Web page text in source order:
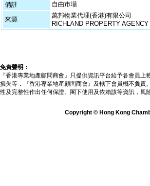
備註
自由市場
來源
萬邦物業代理(香港)有限公司
RICHLAND PROPERTY AGENCY
免責聲明：
『香港專業地產顧問商會』只提供資訊平台給予各會員
損失等，『香港專業地產顧問商會』及轄下會員概不負
性及完整性作出任何保證。閣下使用及依賴該等資訊，
Copyright © Hong Kong